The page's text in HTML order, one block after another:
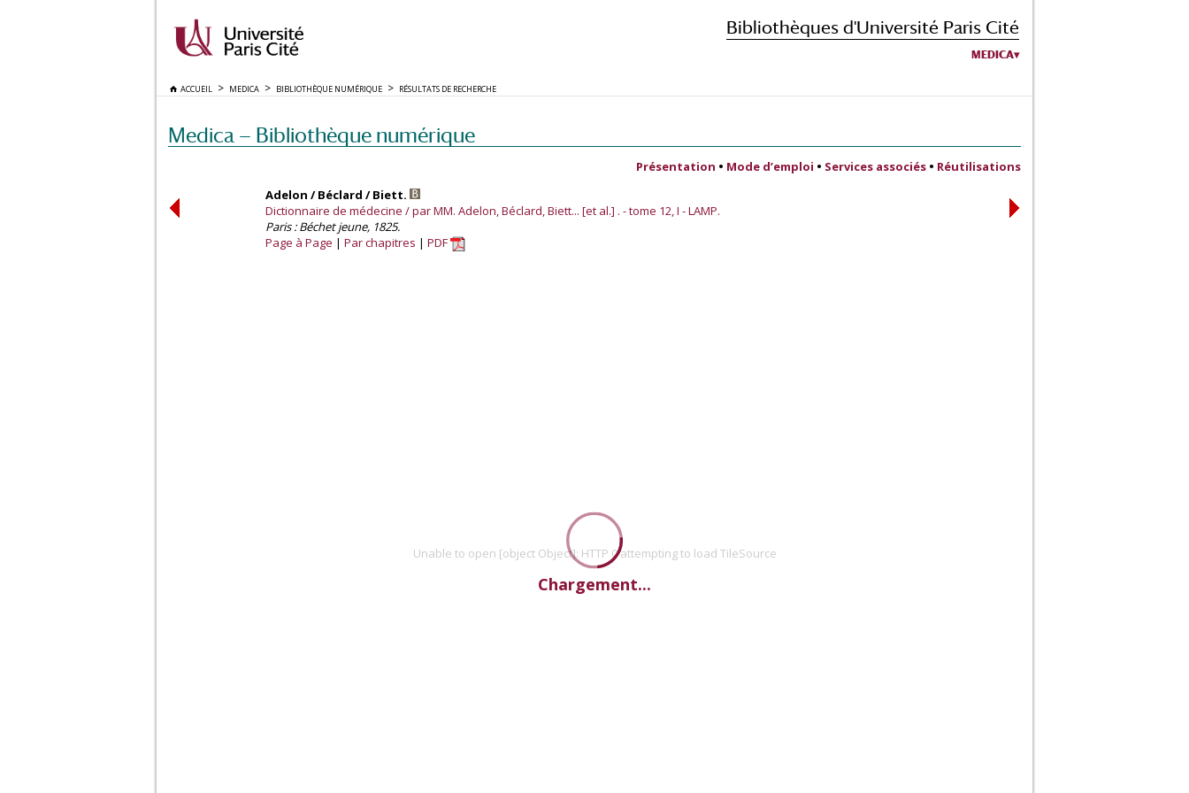
Bibliothèques d'Université Paris Cité
MEDICA
ACCUEIL MEDICA BIBLIOTHÈQUE NUMÉRIQUE RÉSULTATS DE RECHERCHE
Medica — Bibliothèque numérique
Présentation • Mode d’emploi • Services associés • Réutilisations
Adelon / Béclard / Biett.
Dictionnaire de médecine / par MM. Adelon, Béclard, Biett... [et al.] . - tome 12, I - LAMP.
Paris : Béchet jeune, 1825.
Page à Page
Par chapitres PDF
Unable to open [object Object]: HTTP 0 attempting to load TileSource
Chargement...